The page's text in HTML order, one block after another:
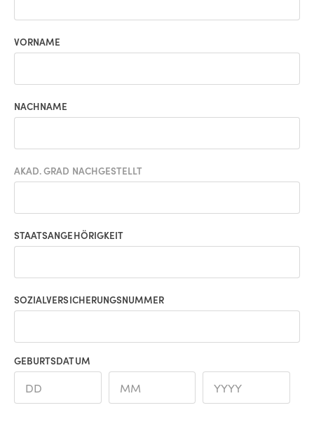
VORNAME
NACHNAME
AKAD. GRAD NACHGESTELLT
STAATSANGEHÖRIGKEIT
SOZIALVERSICHERUNGSNUMMER
GEBURTSDATUM